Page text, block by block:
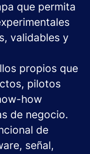
que permita
validables y
propios que
pilotos
how
de negocio.
de
señal,